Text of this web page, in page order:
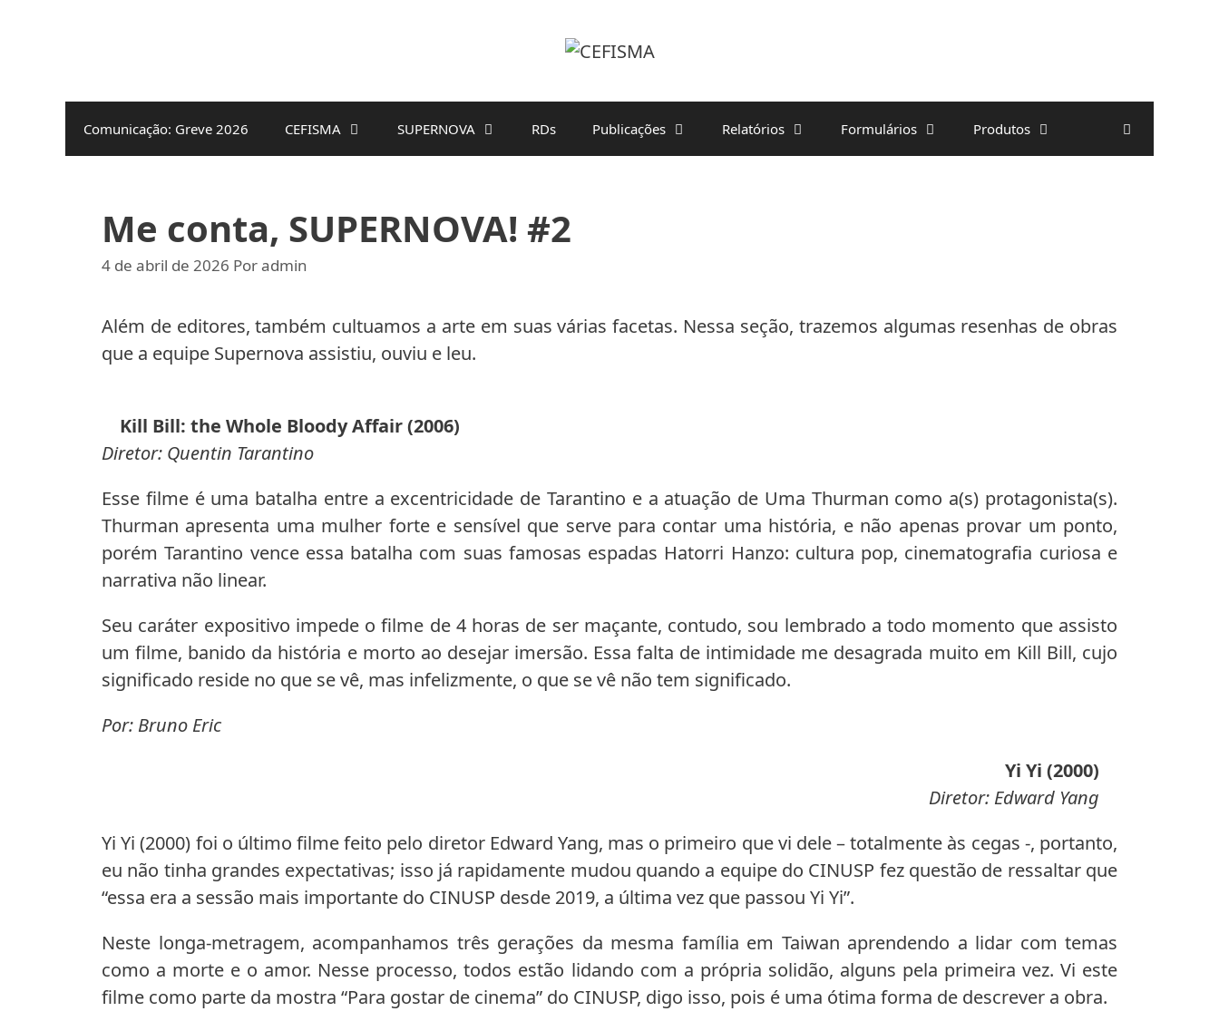
Comunicação: Greve 2026 CEFISMA SUPERNOVA RDs Publicações Relatórios Formulários Produtos
Me conta, SUPERNOVA! #2
4 de abril de 2026 Poradmin
Além de editores, também cultuamos a arte em suas várias facetas. Nessa seção, trazemos algumas resenhas de obras
que a equipe Supernova assistiu, ouviu e leu.
Kill Bill: the Whole Bloody Affair (2006)
Diretor: Quentin Tarantino
Esse filme é uma batalha entre a excentricidade de Tarantino e a atuação de Uma Thurman como a(s) protagonista(s).
Thurman apresenta uma mulher forte e sensível que serve para contar uma história, e não apenas provar um ponto,
porém Tarantino vence essa batalha com suas famosas espadas Hatorri Hanzo: cultura pop, cinematografia curiosa e
narrativa não linear.
Seu caráter expositivo impede o filme de 4 horas de ser maçante, contudo, sou lembrado a todo momento que assisto
um filme, banido da história e morto ao desejar imersão. Essa falta de intimidade me desagrada muito em Kill Bill, cujo
significado reside no que se vê, mas infelizmente, o que se vê não tem significado.
Por: Bruno Eric
Yi Yi (2000)
Diretor: Edward Yang
Yi Yi (2000) foi o último filme feito pelo diretor Edward Yang, mas o primeiro que vi dele – totalmente às cegas -, portanto,
eu não tinha grandes expectativas; isso já rapidamente mudou quando a equipe do CINUSP fez questão de ressaltar que
“essa era a sessão mais importante do CINUSP desde 2019, a última vez que passou Yi Yi”.
Neste longa-metragem, acompanhamos três gerações da mesma família em Taiwan aprendendo a lidar com temas
como a morte e o amor. Nesse processo, todos estão lidando com a própria solidão, alguns pela primeira vez. Vi este
filme como parte da mostra “Para gostar de cinema” do CINUSP, digo isso, pois é uma ótima forma de descrever a obra.